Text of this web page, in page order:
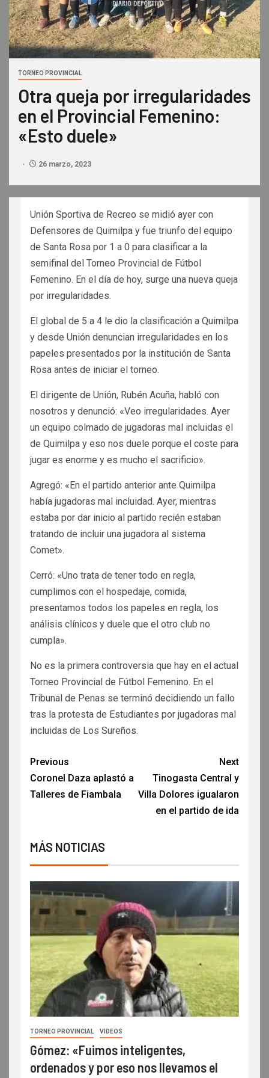
TORNEO PROVINCIAL
Otra queja por irregularidades
en el Provincial Femenino:
«Esto duele»
26 marzo, 2023
Unión Sportiva de Recreo se midió ayer con
Defensores de Quimilpa y fue triunfo del equipo
de Santa Rosa por 1 a 0 para clasificar a la
semifinal del Torneo Provincial de Fútbol
Femenino. En el día de hoy, surge una nueva queja
por irregularidades.
El global de 5 a 4 le dio la clasificación a Quimilpa
y desde Unión denuncian irregularidades en los
papeles presentados por la institución de Santa
Rosa antes de iniciar el torneo.
El dirigente de Unión, Rubén Acuña, habló con
nosotros y denunció: «Veo irregularidades. Ayer
un equipo colmado de jugadoras mal incluidas el
de Quimilpa y eso nos duele porque el coste para
jugar es enorme y es mucho el sacrificio».
Agregó: «En el partido anterior ante Quimilpa
había jugadoras mal incluidad. Ayer, mientras
estaba por dar inicio al partido recién estaban
tratando de incluir una jugadora al sistema
Comet».
Cerró: «Uno trata de tener todo en regla,
cumplimos con el hospedaje, comida,
presentamos todos los papeles en regla, los
análisis clínicos y duele que el otro club no
cumpla».
No es la primera controversia que hay en el actual
Torneo Provincial de Fútbol Femenino. En el
Tribunal de Penas se terminó decidiendo un fallo
tras la protesta de Estudiantes por jugadoras mal
incluidas de Los Sureños.
Previous
Coronel Daza aplastó a
Talleres de Fiambala
Next
Tinogasta Central y
Villa Dolores igualaron
en el partido de ida
MÁS NOTICIAS
TORNEO PROVINCIAL VIDEOS
Gómez: «Fuimos inteligentes,
ordenados y por eso nos llevamos el